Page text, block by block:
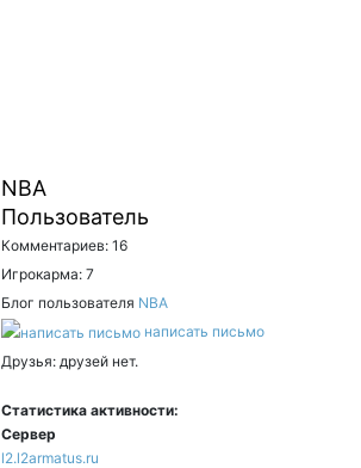
NBA
Пользователь
Комментариев: 16
Игрокарма: 7
Блог пользователя NBA
написать письмо
Друзья: друзей нет.
Статистика активности:
Сервер
l2.l2armatus.ru